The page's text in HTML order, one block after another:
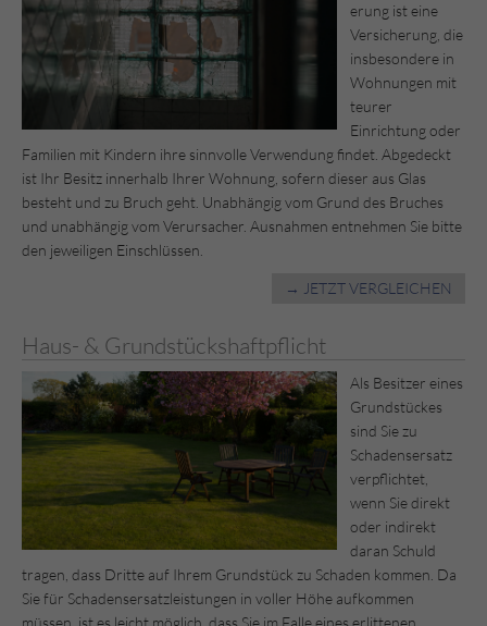
erung ist eine
Versicherung, die
insbesondere in
Wohnungen mit
teurer
Einrichtung oder
Familien mit Kindern ihre sinnvolle Verwendung findet. Abgedeckt
ist Ihr Besitz innerhalb Ihrer Wohnung, sofern dieser aus Glas
besteht und zu Bruch geht. Unabhängig vom Grund des Bruches
und unabhängig vom Verursacher. Ausnahmen entnehmen Sie bitte
den jeweiligen Einschlüssen.
→ JETZT VERGLEICHEN
Haus- & Grundstückshaftpflicht
Als Besitzer eines
Grundstückes
sind Sie zu
Schadensersatz
verpflichtet,
wenn Sie direkt
oder indirekt
daran Schuld
tragen, dass Dritte auf Ihrem Grundstück zu Schaden kommen. Da
Sie für Schadensersatzleistungen in voller Höhe aufkommen
müssen, ist es leicht möglich, dass Sie im Falle eines erlittenen